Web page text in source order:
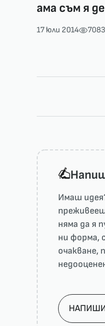
ама съм я
17 юли 2014 7083
Имаш
няма да я
ни форма,